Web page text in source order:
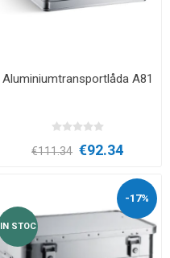
Aluminiumtransportlåda A81
€111.34 €92.34
-17%
IN STOC